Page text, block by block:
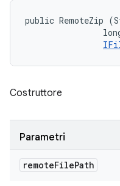
public RemoteZip
Costruttore
Parametri
remoteFilePath